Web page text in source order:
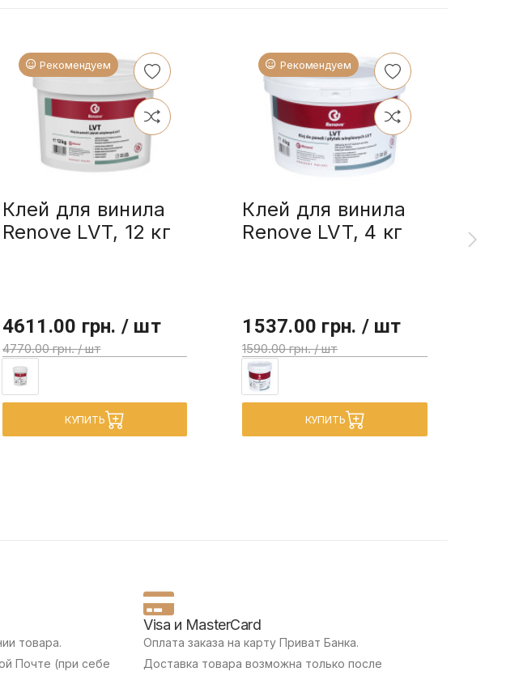
Рекомендуем
Клей для винила
Renove LVT, 12 кг
4611.00 грн. / шт
4770.00 грн. / шт
КУПИТЬ
Рекомендуем
Клей для винила
Renove LVT, 4 кг
1537.00 грн. / шт
1590.00 грн. / шт
КУПИТЬ
товара.
Почте (при себе
Visa и MasterCard
Оплата заказа на карту Приват Банка.
Доставка товара возможна только после